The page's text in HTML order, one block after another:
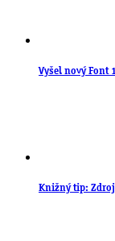
Vyšel nový Font
Knižný tip: